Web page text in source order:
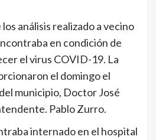
análisis realizado a vecino
en condición de
el virus COVID-19. La
el domingo el
municipio, Doctor José
Pablo Zurro.
internado en el hospital